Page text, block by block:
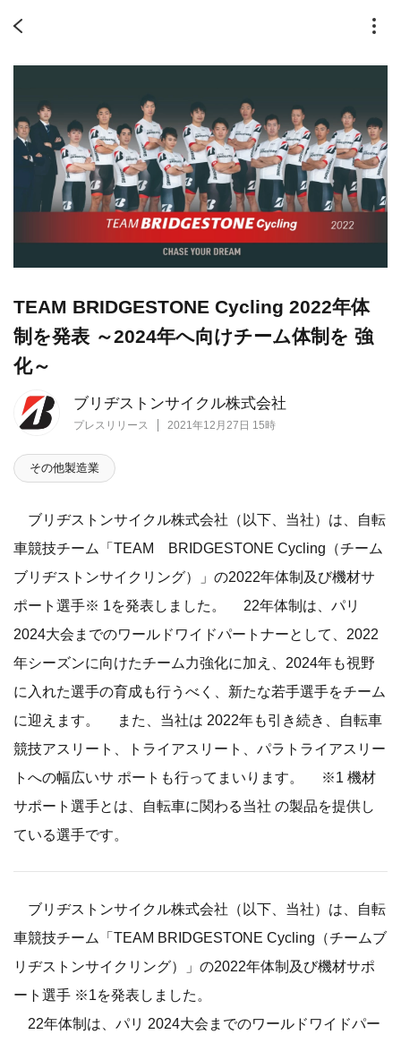
ブリヂストンサイクル株式会社
プレスリリース 2021年12月27日 15時
TEAM BRIDGESTONE Cycling 2022年体
制を発表 ～2024年へ向けチーム体制を 強
化～
その他製造業
ブリヂストンサイクル株式会社（以下、当社）は、自転
車競技チーム「TEAM BRIDGESTONE Cycling（チーム
ブリヂストンサイクリング）」の2022年体制及び機材サ
ポート選手※ 1を発表しました。 22年体制は、パリ
2024大会までのワールドワイドパートナーとして、2022
年シーズンに向けたチーム力強化に加え、2024年も視野
に入れた選手の育成も行うべく、新たな若手選手をチーム
に迎えます。 また、当社は 2022年も引き続き、自転車
競技アスリート、トライアスリート、パラトライアスリー
トへの幅広いサ ポートも行ってまいります。 ※1 機材
サポート選手とは、自転車に関わる当社 の製品を提供し
ている選手です。
ブリヂストンサイクル株式会社（以下、当社）は、自転
車競技チーム「TEAM BRIDGESTONE Cycling（チームブ
リヂストンサイクリング）」の2022年体制及び機材サポ
ート選手 ※1を発表しました。
22年体制は、パリ 2024大会までのワールドワイドパー